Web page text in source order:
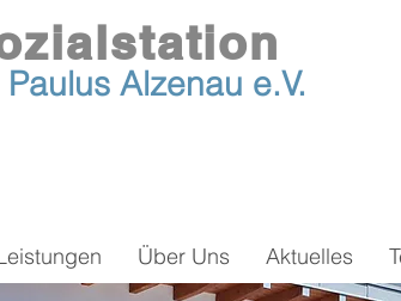
Paulus Alzenau e.V.
Über Uns Aktuelles